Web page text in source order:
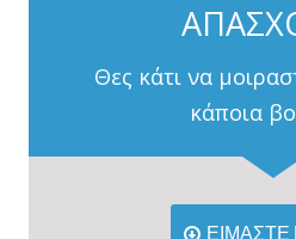
Θες κάτι να
κάποια
ΕΙΜΑΣΤΕ